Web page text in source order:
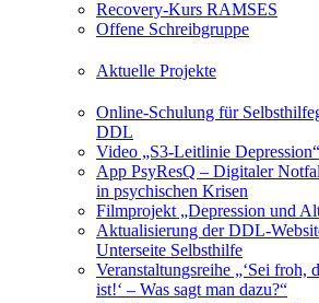
Recovery-Kurs RAMSES
Offene Schreibgruppe
Aktuelle Projekte
Online-Schulung für
DDL
Video „S3-Leitlinie
App PsyResQ – Digitaler
in psychischen Krisen
Filmprojekt „Depression und
Aktualisierung der DDL-
Unterseite Selbsthilfe
Veranstaltungsreihe „‘Sei froh,
ist!‘ – Was sagt man dazu?“